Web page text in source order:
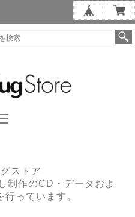
ストア
制作のCD・データおよ
っています。